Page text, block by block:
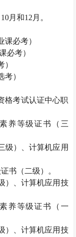
月和12月。
课必考）
必考）
）
考）
格考试认证中心职
养等级证书（三
级）、计算机应用
书（二级）。
）、计算机应用技
养等级证书（一
）、计算机应用技